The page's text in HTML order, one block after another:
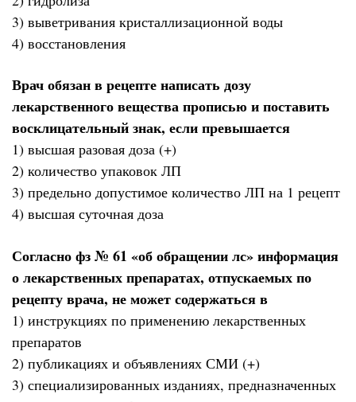
3) выветривания кристаллизационной воды
4) восстановления
Врач обязан в рецепте написать дозу
лекарственного вещества прописью и поставить
восклицательный знак, если превышается
1) высшая разовая доза (+)
2) количество упаковок ЛП
3) предельно допустимое количество ЛП на 1 рецепт
4) высшая суточная доза
Согласно фз № 61 «об обращении лс» информация
о лекарственных препаратах, отпускаемых по
рецепту врача, не может содержаться в
1) инструкциях по применению лекарственных
препаратов
2) публикациях и объявлениях СМИ (+)
3) специализированных изданиях, предназначенных